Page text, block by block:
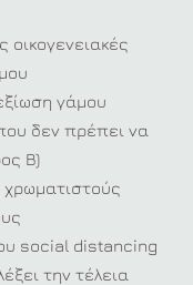
οικογενειακές
γάμου
δεν πρέπει να
Β)
social distancing
την τέλεια